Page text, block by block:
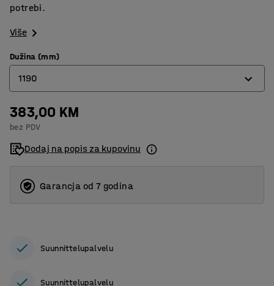
potrebi.
Više
Dužina (mm)
1190
1190
1490
1990
383,00 KM
bez PDV
Dodaj na popis za kupovinu
Garancja od 7 godina
Suunnittelupalvelu
Suunnittelupalvelu